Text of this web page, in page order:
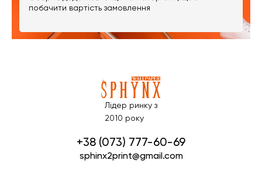
побачити вартість замовлення
Лідер ринку з
2010 року
+38 (073) 777-60-69
sphinx2print@gmail.com